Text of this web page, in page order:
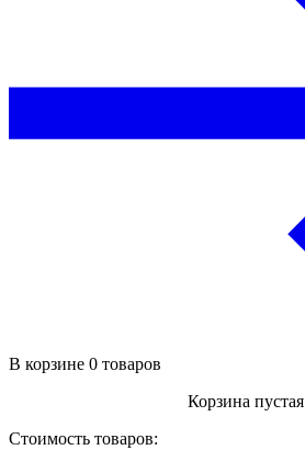
В корзине 0 товаров
Корзина пустая
Стоимость товаров: